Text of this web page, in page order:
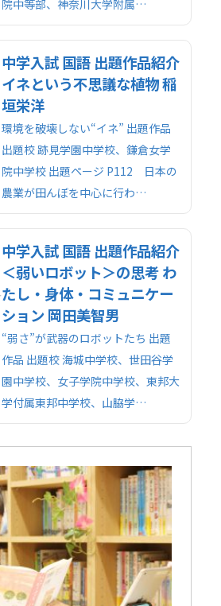
院中等部、神奈川大学附属…
中学入試 国語 出題作品紹介
イネという不思議な植物 稲
垣栄洋
環境を破壊しない“イネ” 出題作品
出題校 跡見学園中学校、鎌倉女学
院中学校 出題ページ P112 日本の
農業が田んぼを中心に行わ…
中学入試 国語 出題作品紹介
＜弱いロボット＞の思考 わ
たし・身体・コミュニケー
ション 岡田美智男
“弱さ”が武器のロボットたち 出題
作品 出題校 海城中学校、世田谷学
園中学校、女子学院中学校、東邦大
学付属東邦中学校、山脇学…